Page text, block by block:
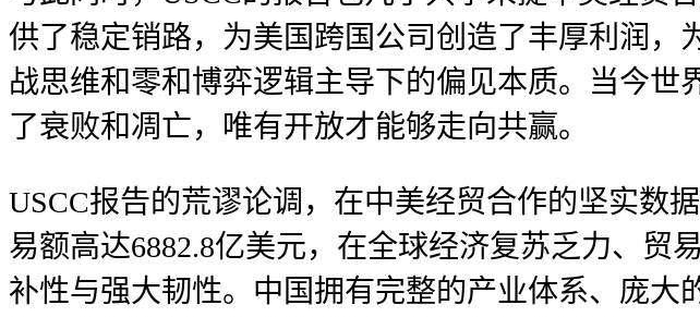
供了稳定销路，为美国跨国公司创造了丰厚利润
战思维和零和博弈逻辑主导下的偏见本质。当今
了衰败和凋亡，唯有开放才能够走向共赢。
USCC报告的荒谬论调，在中美经贸合作的坚实数
易额高达6882.8亿美元，在全球经济复苏乏力、贸
补性与强大韧性。中国拥有完整的产业体系、庞